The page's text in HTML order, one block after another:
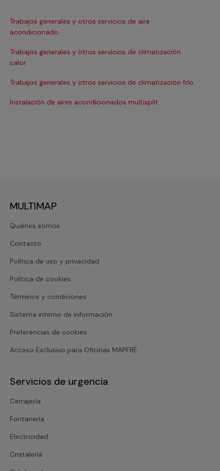
Trabajos generales y otros servicios de aire
acondicionado
Trabajos generales y otros servicios de climatización
calor
Trabajos generales y otros servicios de climatización frío
Instalación de aires acondicionados multisplit
MULTIMAP
Quiénes somos
Contacto
Política de uso y privacidad
Política de cookies
Términos y condiciones
Sistema interno de información
Preferencias de cookies
Acceso Exclusivo para Oficinas MAPFRE
Servicios de urgencia
Cerrajería
Fontanería
Electricidad
Cristalería